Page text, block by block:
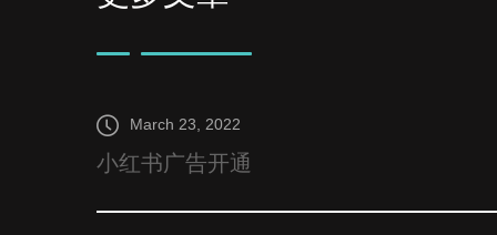
March 23, 2022
小红书广告开通